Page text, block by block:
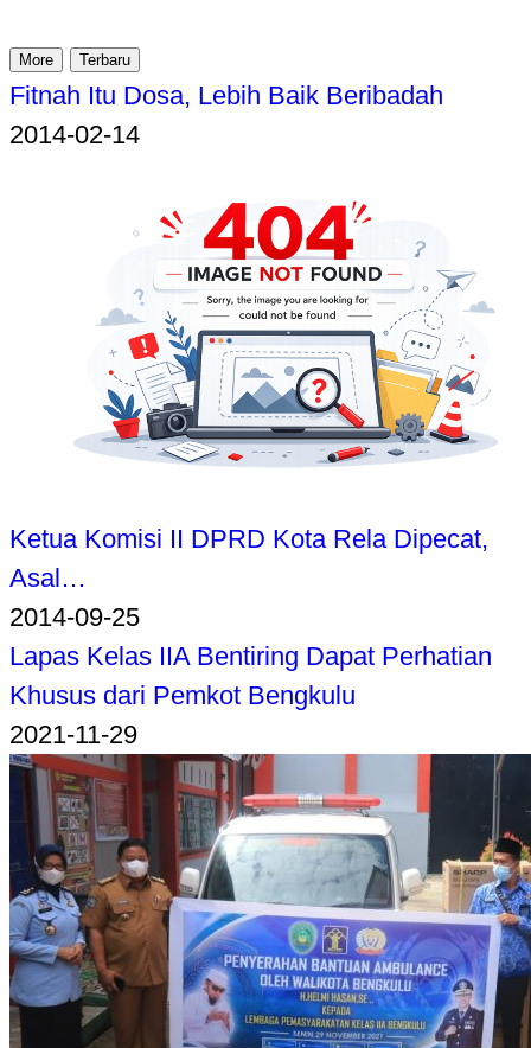
More Terbaru
Fitnah Itu Dosa, Lebih Baik Beribadah
2014-02-14
Ketua Komisi II DPRD Kota Rela Dipecat,
Asal…
2014-09-25
Lapas Kelas IIA Bentiring Dapat Perhatian
Khusus dari Pemkot Bengkulu
2021-11-29